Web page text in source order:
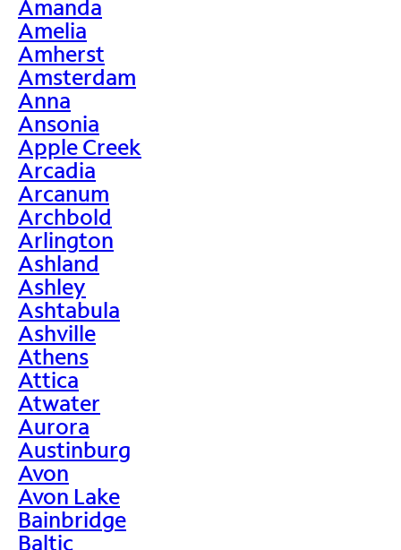
Amanda
Amelia
Amherst
Amsterdam
Anna
Ansonia
Apple Creek
Arcadia
Arcanum
Archbold
Arlington
Ashland
Ashley
Ashtabula
Ashville
Athens
Attica
Atwater
Aurora
Austinburg
Avon
Avon Lake
Bainbridge
Baltic